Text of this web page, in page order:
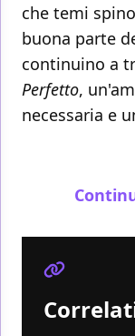
che temi
buona parte
continuino a
Perfetto,
necessaria e